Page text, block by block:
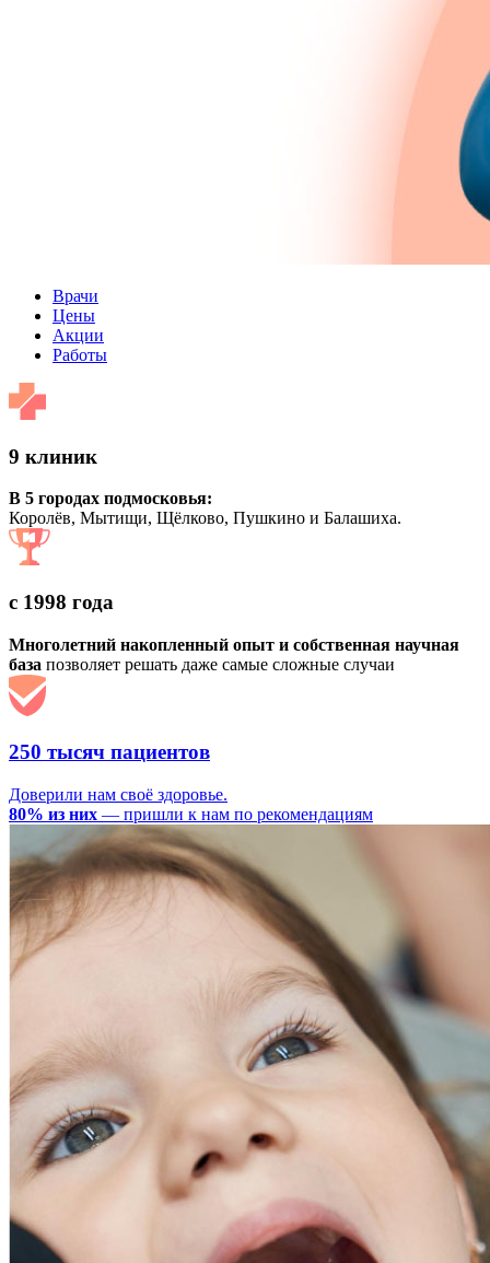
Врачи
Цены
Акции
Работы
9 клиник
В 5 городах подмосковья:
Королёв, Мытищи, Щёлково, Пушкино и Балашиха.
с 1998 года
Многолетний накопленный опыт и собственная научная
база позволяет решать даже самые сложные случаи
250 тысяч пациентов
Доверили нам своё здоровье.
80% из них — пришли к нам по рекомендациям